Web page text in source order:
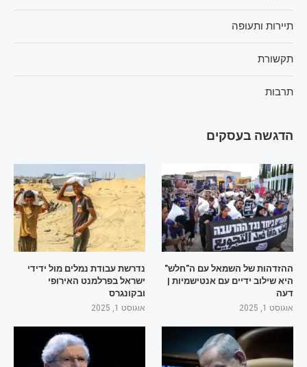
תיירות ותעופה
תקשורת
תרבות
הדגשה בעסקים
ההזדהות של השמאל עם ה"חלש"
היא שילוב ידיים עם אנטישמיות |
דעה
אוגוסט 1, 2025
נדרשת עבודת נמלים מול ידידי
ישראל בפרלמנט האירופי
ובקונגרס
אוגוסט 1, 2025